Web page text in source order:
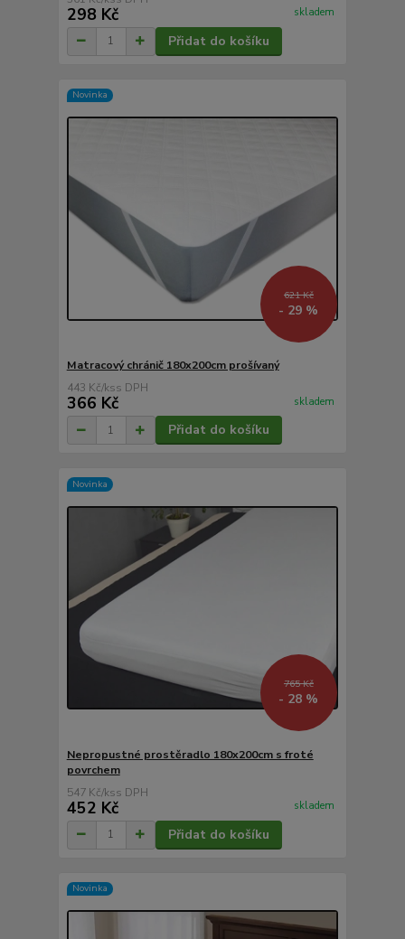
298 Kč skladem
Přidat do košíku
Novinka
621 Kč
- 29 %
Matracový chránič 180x200cm prošívaný
443 Kč/ks
366 Kč skladem
Přidat do košíku
Novinka
765 Kč
- 28 %
Nepropustné prostěradlo 180x200cm s froté
povrchem
547 Kč/ks
452 Kč skladem
Přidat do košíku
Novinka